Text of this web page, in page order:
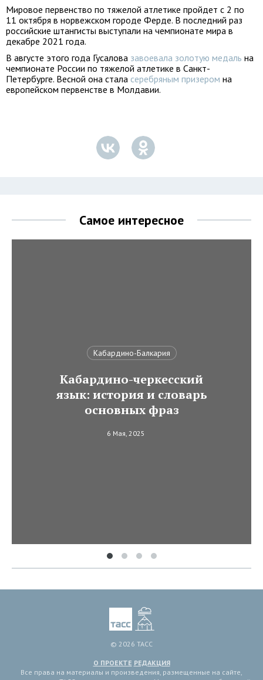
Мировое первенство по тяжелой атлетике пройдет с 2 по
11 октября в норвежском городе Ферде. В последний раз
российские штангисты выступали на чемпионате мира в
декабре 2021 года.
В августе этого года Гусалова завоевала золотую медаль на
чемпионате России по тяжелой атлетике в Санкт-
Петербурге. Весной она стала серебряным призером на
европейском первенстве в Молдавии.
Самое интересное
Кабардино-Балкария
Кабардино-черкесский
язык: история и словарь
основных фраз
6 Мая, 2025
© 2026 ТАСС
О ПРОЕКТЕ РЕДАКЦИЯ
Все права на материалы и произведения, размещенные на сайте,